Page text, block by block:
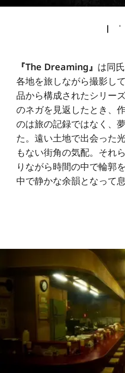
『The Dreaming』 は同
各地を旅しながら撮影し
品から構成されたシリー
のネガを見返したとき、
のは旅の記録ではなく、
た。遠い土地で出会った
もない街角の気配。それ
りながら時間の中で輪郭
中で静かな余韻となって